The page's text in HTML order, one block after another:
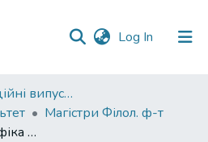
Log In (current)
01. Кваліфікаційні випускні роботи здобувачів вищої освіти
Магістри Філол. ф-т
Національна специфіка лінгвістичних засобів опису одягу героїв та їх символіка в циклі І. Буніна "Темні алеї" та у романі "Приречені душі" Д. Дімова